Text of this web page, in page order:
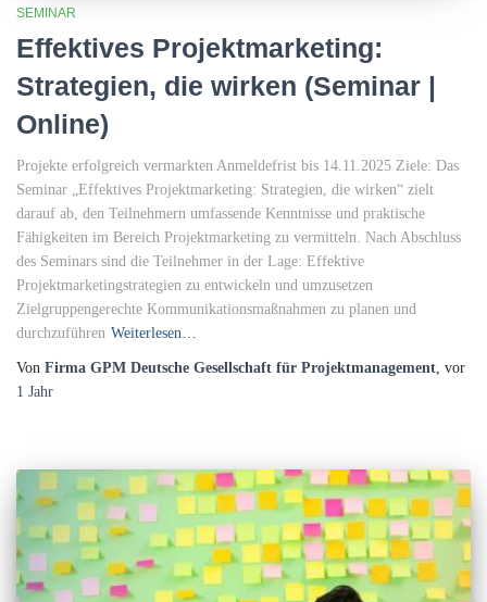
SEMINAR
Effektives Projektmarketing:
Strategien, die wirken (Seminar |
Online)
Projekte erfolgreich vermarkten Anmeldefrist bis 14.11.2025 Ziele: Das
Seminar „Effektives Projektmarketing: Strategien, die wirken“ zielt
darauf ab, den Teilnehmern umfassende Kenntnisse und praktische
Fähigkeiten im Bereich Projektmarketing zu vermitteln. Nach Abschluss
des Seminars sind die Teilnehmer in der Lage: Effektive
Projektmarketingstrategien zu entwickeln und umzusetzen
Zielgruppengerechte Kommunikationsmaßnahmen zu planen und
durchzuführen Weiterlesen…
Von Firma GPM Deutsche Gesellschaft für Projektmanagement , vor
1 Jahr